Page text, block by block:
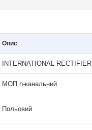
Опис
INTERNATIONAL RECTIFIER
МОП n-канальний
Польовий